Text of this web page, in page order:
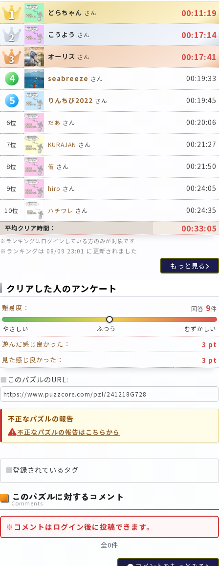
1 どらちゃん さん 00:11:19
2 こうよう さん 00:17:14
3 オーリス さん 00:17:41
4 seabreeze さん 00:19:33
5 りんちび2022 さん 00:19:45
6位 だあ さん 00:20:06
7位 KURAJAN さん 00:21:27
8位 侑 さん 00:21:50
9位 hiro さん 00:24:05
10位 ハチワレ さん 00:24:35
平均クリア時間： 00:33:05
※ランキングはログインしている方のみが対象です
※ランキングは 08/09 23:01 に更新されました
もっと見る
クリアした人のアンケート
難易度： 回答 9件
やさしい ふつう むずかしい
遊んだ感じ良かった： 3 pt
見た感じ良かった：
3 pt
■ このパズルのURL:
不正なパズルの報告
不正なパズルの報告はこちらから
■登録されているタグ
このパズルに対するコメント
Comments
※コメントはログイン後に投稿できます。
全0件